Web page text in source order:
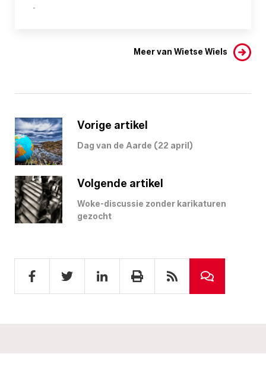
-
Meer van Wietse Wiels
Vorige artikel
Dag van de Aarde (22 april)
Volgende artikel
Woke-discussie zonder karikaturen
gezocht